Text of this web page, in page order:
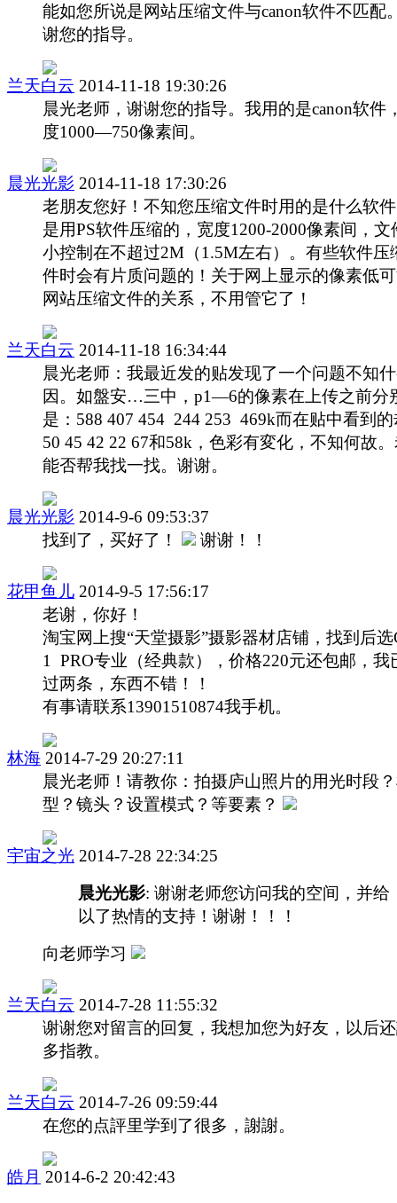
能如您所说是网站压缩文件与canon软件不匹配
谢您的指导。
兰天白云 2014-11-18 19:30:26
晨光老师，谢谢您的指导。我用的是canon软件
度1000—750像素间。
晨光光影 2014-11-18 17:30:26
老朋友您好！不知您压缩文件时用的是什么软
是用PS软件压缩的，宽度1200-2000像素间，文
小控制在不超过2M（1.5M左右）。有些软件压
件时会有片质问题的！关于网上显示的像素低
网站压缩文件的关系，不用管它了！
兰天白云 2014-11-18 16:34:44
晨光老师：我最近发的贴发现了一个问题不知
因。如盤安…三中，p1—6的像素在上传之前分
是：588 407 454 244 253 469k而在贴中看到
50 45 42 22 67和58k，色彩有変化，不知何故
能否帮我找一找。谢谢。
晨光光影 2014-9-6 09:53:37
找到了，买好了！
谢谢！！
花甲鱼儿 2014-9-5 17:56:17
老谢，你好！
淘宝网上搜“天堂摄影”摄影器材店铺，找到后选
1 PRO专业（经典款），价格220元还包邮，我
过两条，东西不错！！
有事请联系13901510874我手机。
林海 2014-7-29 20:27:11
晨光老师！请教你：拍摄庐山照片的用光时段
型？镜头？设置模式？等要素？
宇宙之光 2014-7-28 22:34:25
晨光光影: 谢谢老师您访问我的空间，并给
以了热情的支持！谢谢！！！
向老师学习
兰天白云 2014-7-28 11:55:32
谢谢您对留言的回复，我想加您为好友，以后
多指教。
兰天白云 2014-7-26 09:59:44
在您的点評里学到了很多，謝謝。
皓月 2014-6-2 20:42:43